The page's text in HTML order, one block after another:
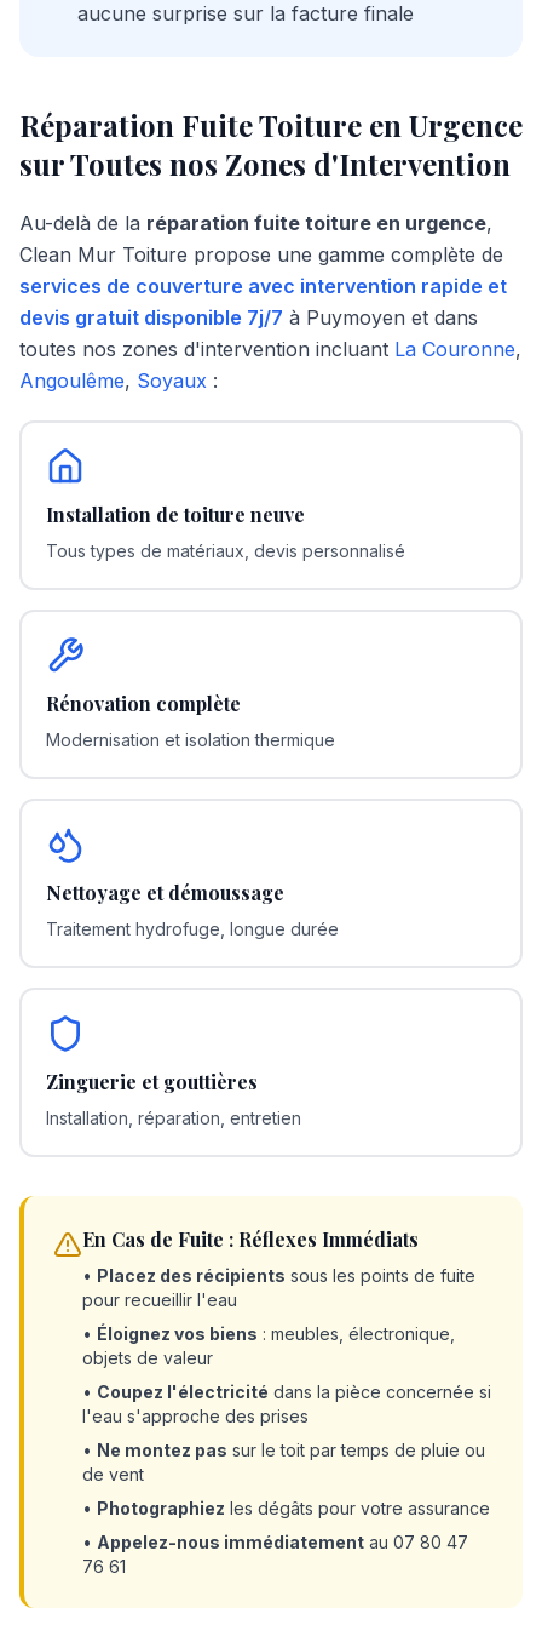
aucune surprise sur la facture finale
Réparation Fuite Toiture en Urgence
sur Toutes nos Zones d'Intervention
Au-delà de la réparation fuite toiture en urgence,
Clean Mur Toiture propose une gamme complète de
services de couverture avec intervention rapide et
devis gratuit disponible 7j/7 à Puymoyen et dans
toutes nos zones d'intervention incluant La Couronne,
Angoulême, Soyaux :
Installation de toiture neuve
Tous types de matériaux, devis personnalisé
Rénovation complète
Modernisation et isolation thermique
Nettoyage et démoussage
Traitement hydrofuge, longue durée
Zinguerie et gouttières
Installation, réparation, entretien
En Cas de Fuite : Réflexes Immédiats
• Placez des récipients sous les points de fuite
pour recueillir l'eau
• Éloignez vos biens : meubles, électronique,
objets de valeur
• Coupez l'électricité dans la pièce concernée si
l'eau s'approche des prises
• Ne montez pas sur le toit par temps de pluie ou
de vent
• Photographiez les dégâts pour votre assurance
• Appelez-nous immédiatement au 07 80 47
76 61